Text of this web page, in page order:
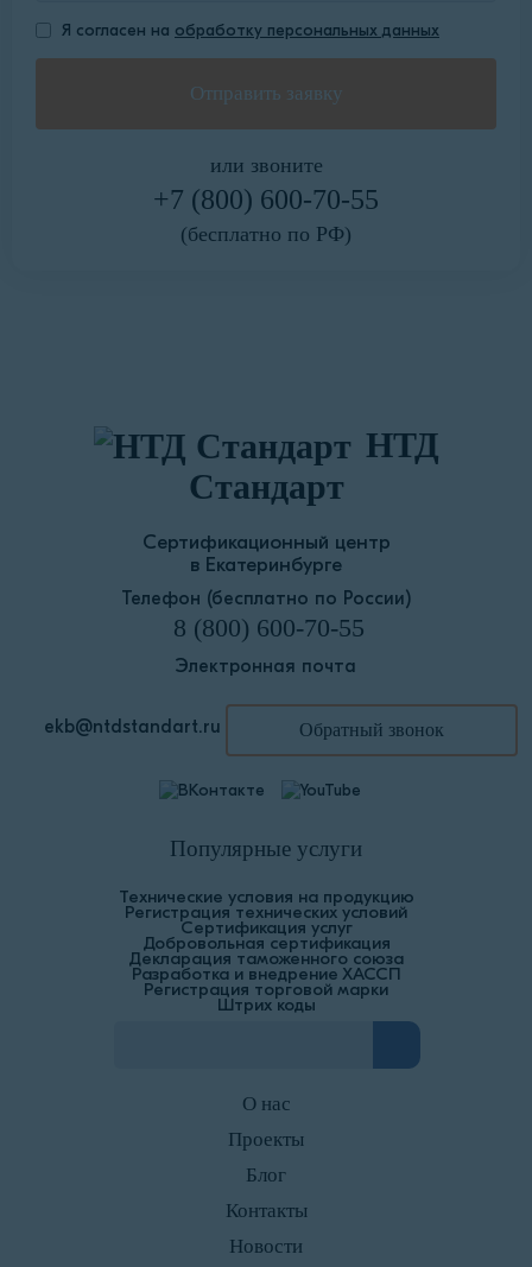
Я согласен на обработку персональных данных
или звоните
+7 (800) 600-70-55
(бесплатно по РФ)
НТД
Стандарт
Сертификационный центр
в Екатеринбурге
Телефон (бесплатно по России)
8 (800) 600-70-55
Электронная почта
ekb@ntdstandart.ru Обратный звонок
Популярные услуги
Технические условия на продукцию
Регистрация технических условий
Сертификация услуг
Добровольная сертификация
Декларация таможенного союза
Разработка и внедрение ХАССП
Регистрация торговой марки
Штрих коды
О нас
Проекты
Блог
Контакты
Новости